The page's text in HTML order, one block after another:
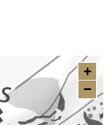
+
−